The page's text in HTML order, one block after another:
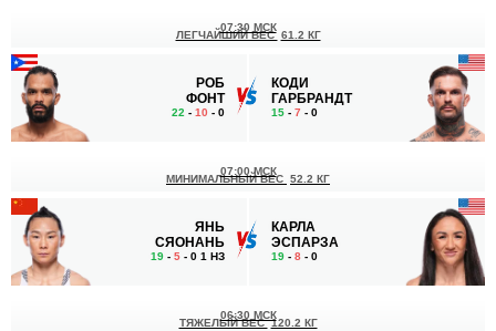
РОБ
ФОНТ
22 - 10 - 0
07:30 МСК
ЛЕГЧАЙШИЙ ВЕС 61.2 КГ
КОДИ
ГАРБРАНДТ
15 - 7 - 0
ЯНЬ
СЯОНАНЬ
19 - 5 - 0 1 НЗ
07:00 МСК
МИНИМАЛЬНЫЙ ВЕС 52.2 КГ
КАРЛА
ЭСПАРЗА
19 - 8 - 0
06:30 МСК
ТЯЖЕЛЫЙ ВЕС 120.2 КГ